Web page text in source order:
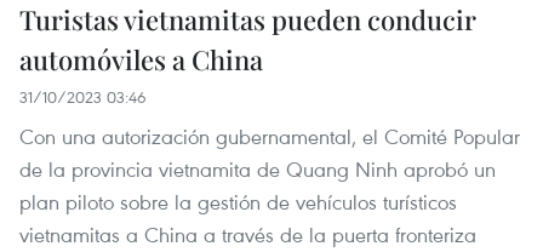
Turistas vietnamitas pueden conducir
automóviles a China
31/10/2023 03:46
Con una autorización gubernamental, el Comité Popular
de la provincia vietnamita de Quang Ninh aprobó un
plan piloto sobre la gestión de vehículos turísticos
vietnamitas a China a través de la puerta fronteriza